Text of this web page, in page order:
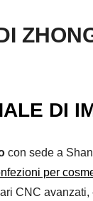
DI
con sede a
per
CNC